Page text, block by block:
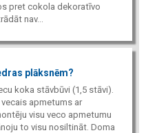
pret cokola dekoratīvo
nav...
plāksnēm?
koka stāvbūvi (1,5 stāvi).
apmetums ar
visu veco apmetumu
to visu nosiltināt. Doma